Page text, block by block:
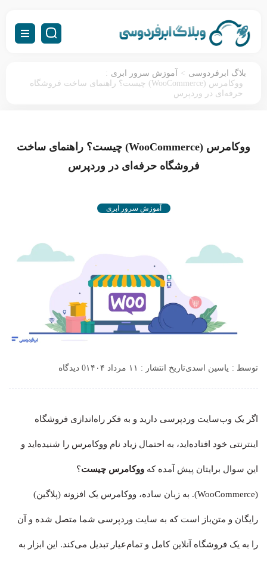
بلاگ ابرفردوسی > آموزش سرور ابری :
ووکامرس (WooCommerce) چیست؟ راهنمای ساخت فروشگاه
حرفه‌ای در وردپرس
ووکامرس (WooCommerce) چیست؟ راهنمای ساخت
فروشگاه حرفه‌ای در وردپرس
آموزش سرور ابری
توسط : یاسین اسدیتاریخ انتشار : ۱۱ مرداد ۱۴۰۴ 0 دیدگاه
اگر یک وب‌سایت وردپرسی دارید و به فکر راه‌اندازی فروشگاه
اینترنتی خود افتاده‌اید، به احتمال زیاد نام ووکامرس را شنیده‌اید و
این سوال برایتان پیش آمده که ووکامرس چیست؟
(WooCommerce). به زبان ساده، ووکامرس یک افزونه (پلاگین)
رایگان و متن‌باز است که به سایت وردپرسی شما متصل شده و آن
را به یک فروشگاه آنلاین کامل و تمام‌عیار تبدیل می‌کند. این ابزار به